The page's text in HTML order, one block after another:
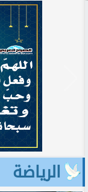
الرياضة